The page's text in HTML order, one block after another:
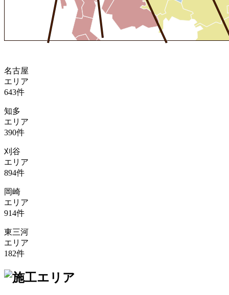
名古屋
エリア
643件
知多
エリア
390件
刈谷
エリア
894件
岡崎
エリア
914件
東三河
エリア
182件